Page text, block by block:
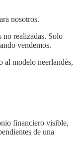
nosotros.
no realizadas. Solo
vendemos.
al modelo neerlandés,
financiero visible,
de una